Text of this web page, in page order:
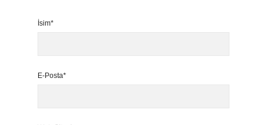
İsim*
E-Posta*